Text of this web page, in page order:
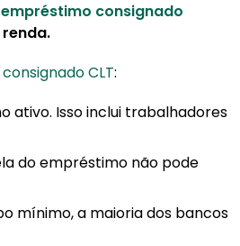
empréstimo consignado
consignado CLT:
ativo. Isso inclui trabalhadores
do empréstimo não pode
mínimo, a maioria dos bancos